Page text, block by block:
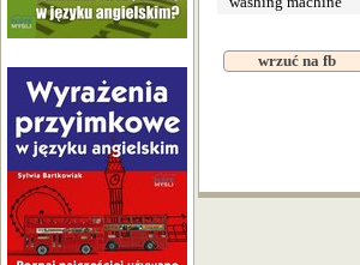
wrzuć na fb